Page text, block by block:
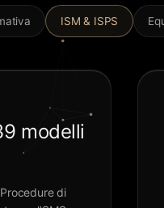
ISM & ISPS
modelli
di